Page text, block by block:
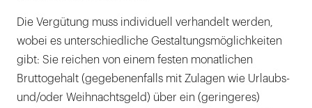
Die Vergütung muss individuell verhandelt werden,
wobei es unterschiedliche Gestaltungsmöglichkeiten
gibt: Sie reichen von einem festen monatlichen
Bruttogehalt (gegebenenfalls mit Zulagen wie Urlaubs-
und/oder Weihnachtsgeld) über ein (geringeres)